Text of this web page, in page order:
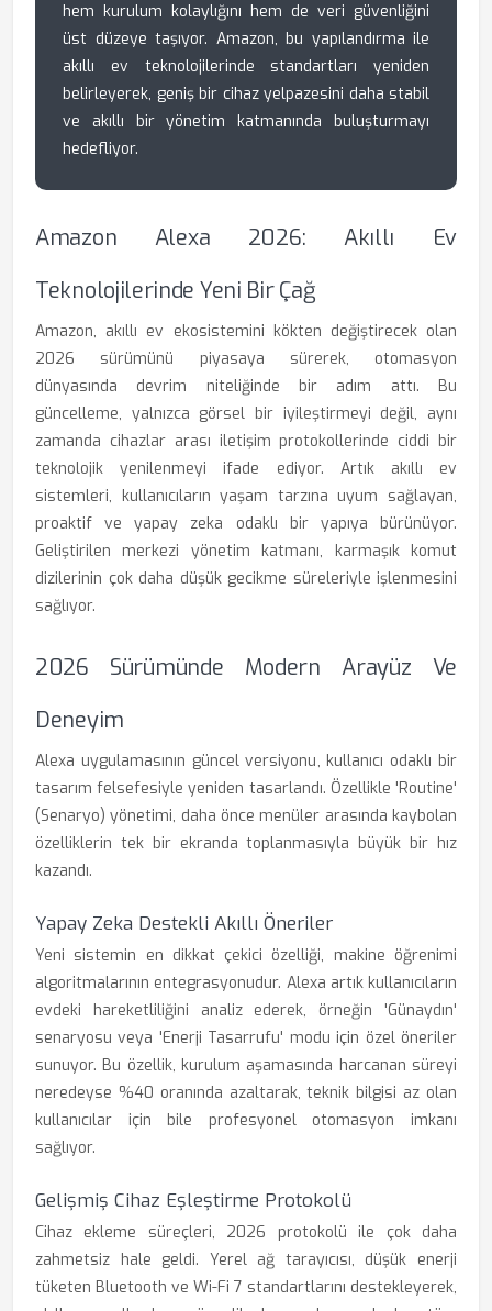
hem kurulum kolaylığını hem de veri güvenliğini
üst düzeye taşıyor. Amazon, bu yapılandırma ile
akıllı ev teknolojilerinde standartları yeniden
belirleyerek, geniş bir cihaz yelpazesini daha stabil
ve akıllı bir yönetim katmanında buluşturmayı
hedefliyor.
Amazon Alexa 2026: Akıllı Ev
Teknolojilerinde Yeni Bir Çağ
Amazon, akıllı ev ekosistemini kökten değiştirecek olan
2026 sürümünü piyasaya sürerek, otomasyon
dünyasında devrim niteliğinde bir adım attı. Bu
güncelleme, yalnızca görsel bir iyileştirmeyi değil, aynı
zamanda cihazlar arası iletişim protokollerinde ciddi bir
teknolojik yenilenmeyi ifade ediyor. Artık akıllı ev
sistemleri, kullanıcıların yaşam tarzına uyum sağlayan,
proaktif ve yapay zeka odaklı bir yapıya bürünüyor.
Geliştirilen merkezi yönetim katmanı, karmaşık komut
dizilerinin çok daha düşük gecikme süreleriyle işlenmesini
sağlıyor.
2026 Sürümünde Modern Arayüz Ve
Deneyim
Alexa uygulamasının güncel versiyonu, kullanıcı odaklı bir
tasarım felsefesiyle yeniden tasarlandı. Özellikle 'Routine'
(Senaryo) yönetimi, daha önce menüler arasında kaybolan
özelliklerin tek bir ekranda toplanmasıyla büyük bir hız
kazandı.
Yapay Zeka Destekli Akıllı Öneriler
Yeni sistemin en dikkat çekici özelliği, makine öğrenimi
algoritmalarının entegrasyonudur. Alexa artık kullanıcıların
evdeki hareketliliğini analiz ederek, örneğin 'Günaydın'
senaryosu veya 'Enerji Tasarrufu' modu için özel öneriler
sunuyor. Bu özellik, kurulum aşamasında harcanan süreyi
neredeyse %40 oranında azaltarak, teknik bilgisi az olan
kullanıcılar için bile profesyonel otomasyon imkanı
sağlıyor.
Gelişmiş Cihaz Eşleştirme Protokolü
Cihaz ekleme süreçleri, 2026 protokolü ile çok daha
zahmetsiz hale geldi. Yerel ağ tarayıcısı, düşük enerji
tüketen Bluetooth ve Wi-Fi 7 standartlarını destekleyerek,